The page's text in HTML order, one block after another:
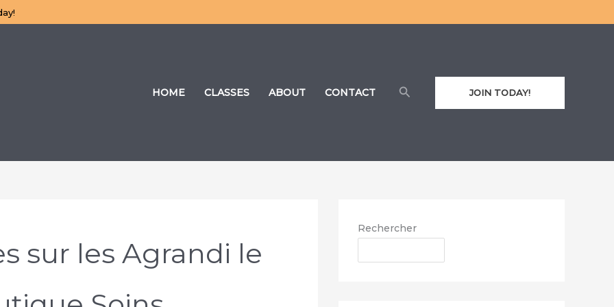
HOME CLASSES ABOUT CONTACT RechercherJOIN TODAY!
sur les Agrandi le
Rechercher